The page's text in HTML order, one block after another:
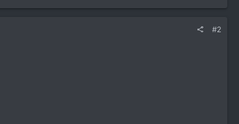
#2